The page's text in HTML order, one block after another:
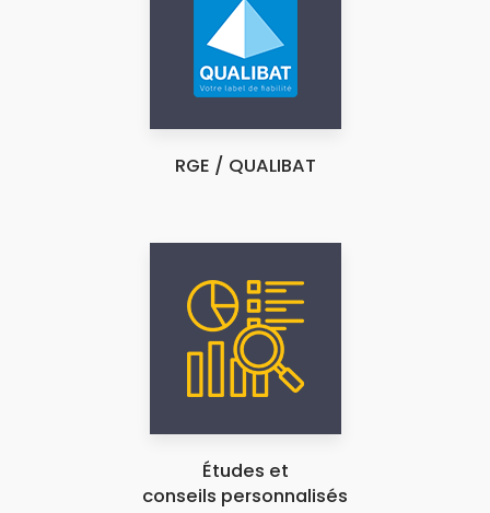
RGE / QUALIBAT
Études et
conseils personnalisés